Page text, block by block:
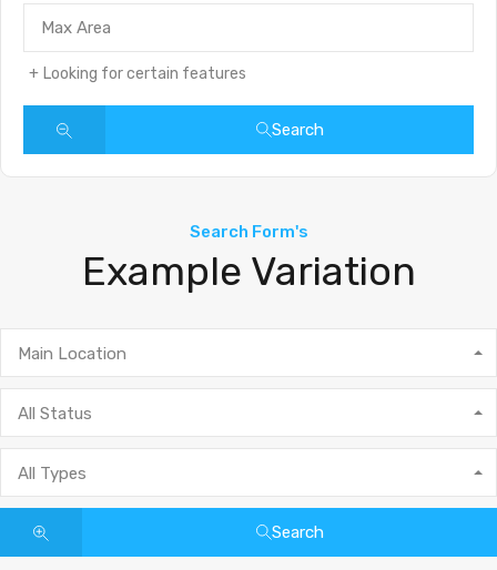
Looking for certain features
Search
Search Form's
Example Variation
Main Location
All Status
All Types
Search